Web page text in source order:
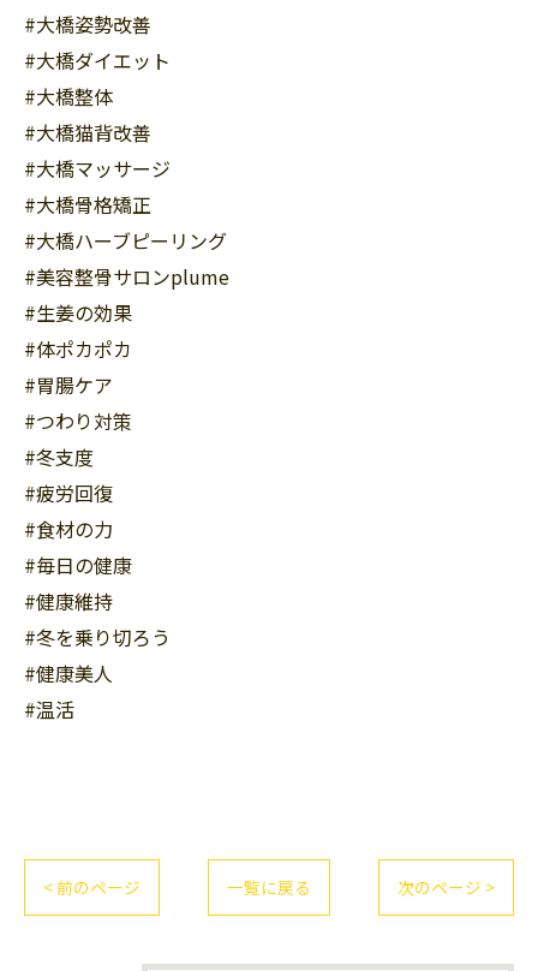
#大橋姿勢改善
#大橋ダイエット
#大橋整体
#大橋猫背改善
#大橋マッサージ
#大橋骨格矯正
#大橋ハーブピーリング
#美容整骨サロンplume
#生姜の効果
#体ポカポカ
#胃腸ケア
#つわり対策
#冬支度
#疲労回復
#食材の力
#毎日の健康
#健康維持
#冬を乗り切ろう
#健康美人
#温活
< 前のページ 一覧に戻る 次のページ >